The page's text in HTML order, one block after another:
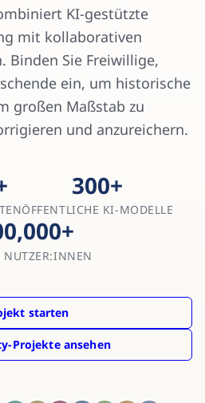
KI-gestützte
mit kollaborativen
Binden Sie Freiwillige,
ein, um historische
großen Maßstab zu
und anzureichern.
300+
ÖFFENTLICHE KI-MODELLE
+
NUTZER:INNEN
starten
Projekte ansehen